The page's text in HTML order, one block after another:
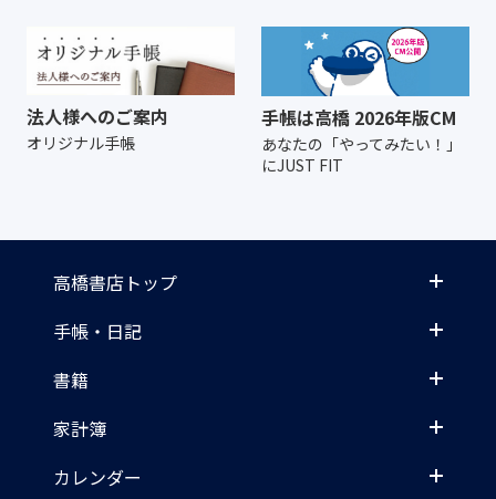
法人様へのご案内
オリジナル手帳
手帳は高橋 2026年版CM
あなたの「やってみたい！」
にJUST FIT
高橋書店トップ
手帳・日記
書籍
家計簿
カレンダー